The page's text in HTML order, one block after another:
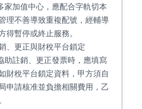
家加值中心，應配合字軌切本
理不善導致重複配號，經輔導
得暫停或終止服務。
、更正與財稅平台鎖定
助註銷、更正發票時，應填寫
財稅平台鎖定資料，甲方須自
申請核准並負擔相關費用，乙